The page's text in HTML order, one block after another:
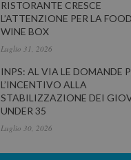
RISTORANTE CRESCE
L’ATTENZIONE PER LA
WINE BOX
Luglio 31, 2026
INPS: AL VIA LE DOMANDE
L’INCENTIVO ALLA
STABILIZZAZIONE DEI
UNDER 35
Luglio 30, 2026